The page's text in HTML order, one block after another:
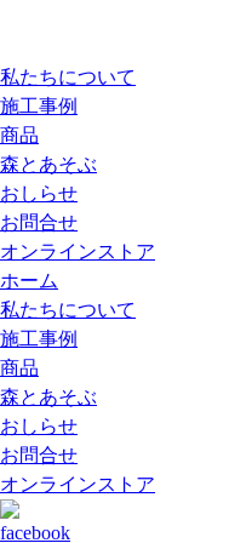
私たちについて
施工事例
商品
森とあそぶ
おしらせ
お問合せ
オンラインストア
ホーム
私たちについて
施工事例
商品
森とあそぶ
おしらせ
お問合せ
オンラインストア